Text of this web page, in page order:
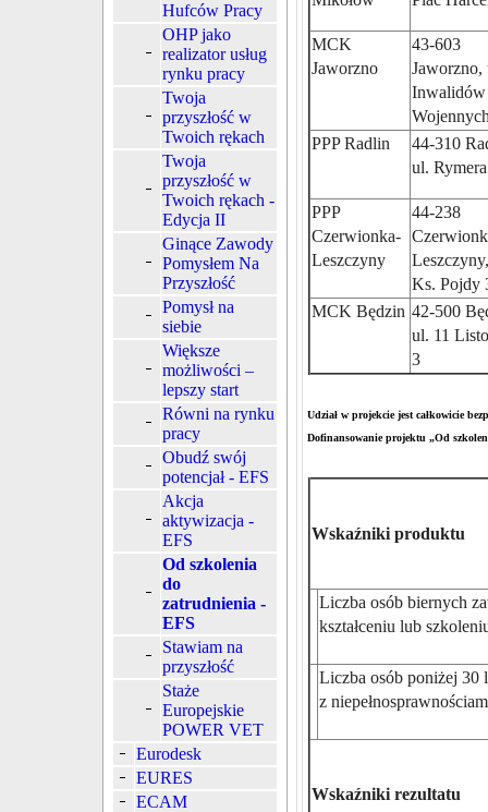
Hufców Pracy
OHP jako
realizator usług
rynku pracy
Twoja
przyszłość w
Twoich rękach
Twoja
przyszłość w
Twoich rękach -
Edycja II
Ginące Zawody
Pomysłem Na
Przyszłość
Pomysł na
siebie
Większe
możliwości –
lepszy start
Równi na rynku
pracy
Obudź swój
potencjał - EFS
Akcja
aktywizacja -
EFS
Od szkolenia
do
zatrudnienia -
EFS
Stawiam na
przyszłość
Staże
Europejskie
POWER VET
Eurodesk
EURES
ECAM
MCK
Jaworzno
43-603
Jaworzno,
Inwalidów
PPP Radlin
44-310
ul.
PPP
Czerwionka-
Leszczyny
44-238
Ks. Pojdy
MCK Będzin 42-500
ul. 11
3
Udział w projekcie jest całkowicie
Dofinansowanie projektu „Od
Wskaźniki produktu
Liczba osób biernych
kształceniu lub
Liczba osób poniżej 30
z
Wskaźniki rezultatu